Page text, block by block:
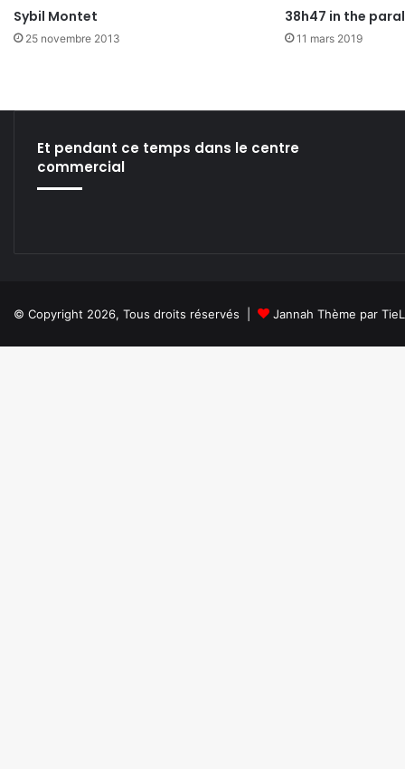
Sybil Montet
25 novembre 2013
38h47 in the
11 mars 2019
Et pendant ce temps dans le centre
commercial
© Copyright 2026, Tous droits réservés | Jannah Thème par